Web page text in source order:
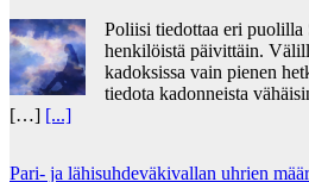
Poliisi tiedottaa eri puolilla
henkilöistä päivittäin.
kadoksissa vain pienen
tiedota kadonneista
[…] [...]
Pari- ja lähisuhdeväkivallan uhrien